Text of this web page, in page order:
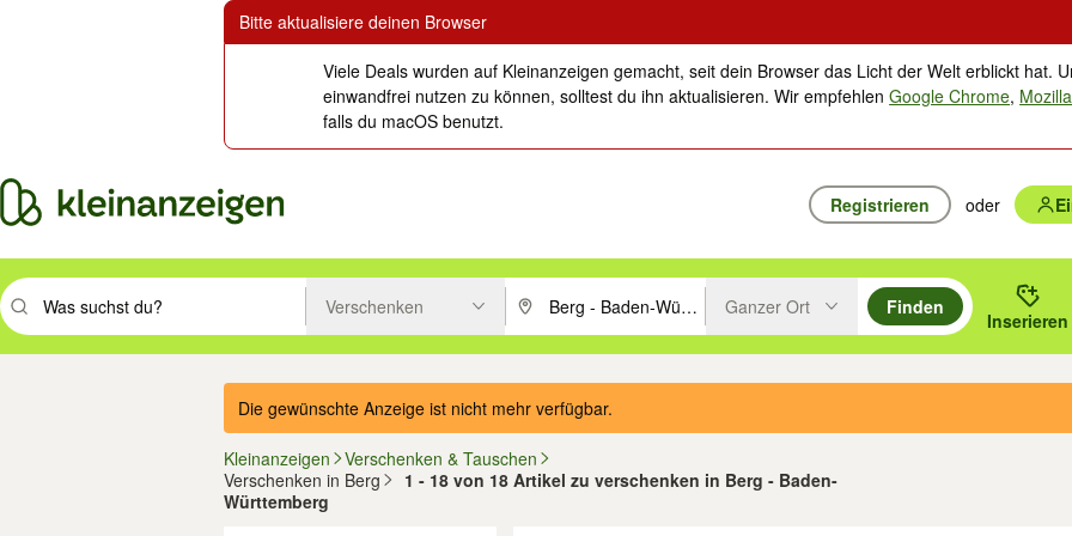
Bitte aktualisiere deinen Browser
Viele Deals wurden auf Kleinanzeigen gemacht, seit dein Browser das Licht der Welt erblickt hat.
einwandfrei nutzen zu können, solltest du ihn aktualisieren. Wir empfehlenGoogle Chrome,
falls du macOS benutzt.
Registrieren oder
Suchbegriff eingeben. Eingabetaste drücken um zu suchen, oder Vorschläge mit den Pfeiltasten nach oben/unten durchsuchen und mit
Verschenken PLZ oder Ort eingeben. Eingabetaste drücken um zu suchen, oder
Ganzer Ort
Finden
Inserieren
Die gewünschte Anzeige ist nicht mehr verfügbar.
Kleinanzeigen
Verschenken & Tauschen
Verschenken in Berg
1 - 18 von 18 Artikel zu verschenken in Berg - Baden-
Württemberg